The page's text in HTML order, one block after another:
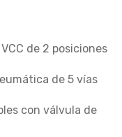
de 2 posiciones
de 5 vías
con válvula de